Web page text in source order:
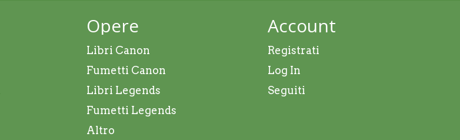
Opere
Libri Canon
Fumetti Canon
Libri Legends
Fumetti Legends
Altro
Account
Registrati
Log In
Seguiti